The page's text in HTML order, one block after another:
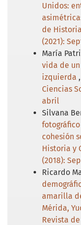
Unidos:
de
(2021):
María
vida de
izquierda ,
Ciencias
abril
Silvana
cohesión
Historia y
(2018):
Ricardo
amarilla
Mérida,
Revista